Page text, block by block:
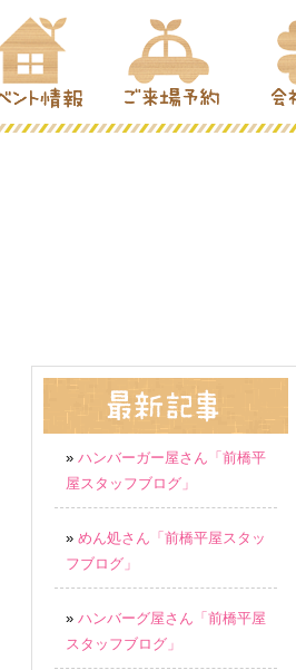
» ハンバーガー屋さん「前橋平
屋スタッフブログ」
» めん処さん「前橋平屋スタッ
フブログ」
» ハンバーグ屋さん「前橋平屋
スタッフブログ」